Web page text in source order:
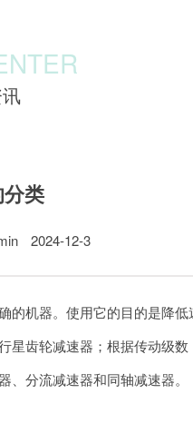
类
2024-12-3
机器。使用它的目的是降
齿轮减速器；根据传动级
分流减速器和同轴减速器。